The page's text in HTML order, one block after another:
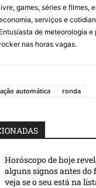
livre, games, séries e filmes,
serviços e
Entusiasta de meteorologia e
rocker nas horas vagas.
automática ronda
Horóscopo de hoje
alguns signos antes do
veja se o seu está na